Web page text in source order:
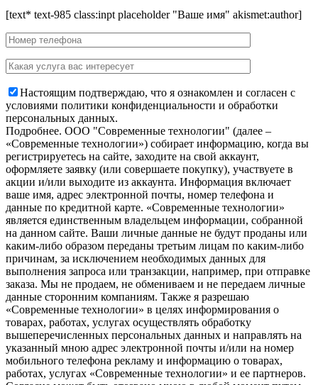
[text* text-985 class:inpt placeholder "Ваше имя" akismet:author]
Настоящим подтверждаю, что я ознакомлен и согласен с
условиями политики конфиденциальности и обработки
персональных данных.
Подробнее. OOO "Современные технологии" (далее –
«Современные технологии») собирает информацию, когда вы
регистрируетесь на сайте, заходите на свой аккаунт,
оформляете заявку (или совершаете покупку), участвуете в
акции и/или выходите из аккаунта. Информация включает
ваше имя, адрес электронной почты, номер телефона и
данные по кредитной карте. «Современные технологии»
является единственным владельцем информации, собранной
на данном сайте. Ваши личные данные не будут проданы или
каким-либо образом переданы третьим лицам по каким-либо
причинам, за исключением необходимых данных для
выполнения запроса или транзакции, например, при отправке
заказа. Мы не продаем, не обмениваем и не передаем личные
данные сторонним компаниям. Также я разрешаю
«Современные технологии» в целях информирования о
товарах, работах, услугах осуществлять обработку
вышеперечисленных персональных данных и направлять на
указанный мною адрес электронной почты и/или на номер
мобильного телефона рекламу и информацию о товарах,
работах, услугах «Современные технологии» и ее партнеров.